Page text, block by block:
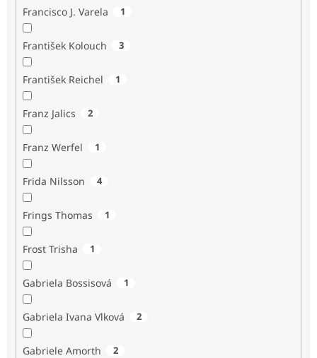
Francisco J. Varela 1
František Kolouch 3
František Reichel 1
Franz Jalics 2
Franz Werfel 1
Frida Nilsson 4
Frings Thomas 1
Frost Trisha 1
Gabriela Bossisová 1
Gabriela Ivana Vlková 2
Gabriele Amorth 2